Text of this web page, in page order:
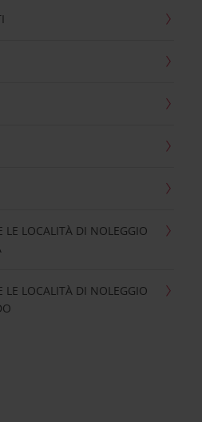
LE LOCALITÀ DI NOLEGGIO
LE LOCALITÀ DI NOLEGGIO